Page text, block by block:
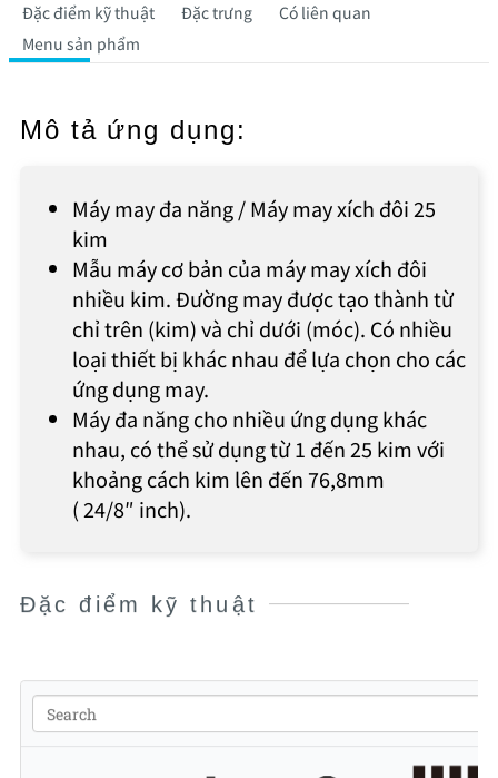
Đặc điểm kỹ thuật Đặc trưng
Có liên quan
Menu sản phẩm
Mô tả ứng dụng:
Máy may đa năng / Máy may xích đôi 25
kim
Mẫu máy cơ bản của máy may xích đôi
nhiều kim. Đường may được tạo thành từ
chỉ trên (kim) và chỉ dưới (móc). Có nhiều
loại thiết bị khác nhau để lựa chọn cho các
ứng dụng may.
Máy đa năng cho nhiều ứng dụng khác
nhau, có thể sử dụng từ 1 đến 25 kim với
khoảng cách kim lên đến 76,8mm
( 24/8″ inch).
Đặc điểm kỹ thuật